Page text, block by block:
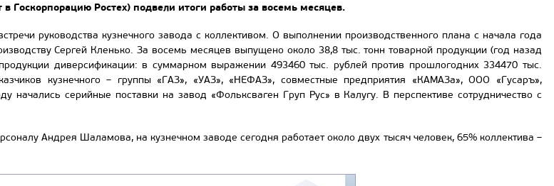
Госкорпорацию Ростех) подвели итоги работы за восемь месяцев.
руководства кузнечного завода с коллективом. О выполнении производственного плана с начала года
Сергей Кленько. За восемь месяцев выпущено около 38,8 тыс. тонн товарной продукции (год назад
диверсификации: в суммарном выражении 493460 тыс. рублей против прошлогодних 334470 тыс.
кузнечного – группы «ГАЗ», «УАЗ», «НЕФАЗ», совместные предприятия «КАМАЗа», ООО «Гусаръ»,
начались серийные поставки на завод «Фольксваген Груп Рус» в Калугу. В перспективе сотрудничество с
Андрея Шаламова, на кузнечном заводе сегодня работает около двух тысяч человек, 65% коллектива –